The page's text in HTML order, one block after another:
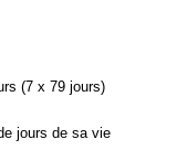
(7 x 79 jours)
jours de sa vie